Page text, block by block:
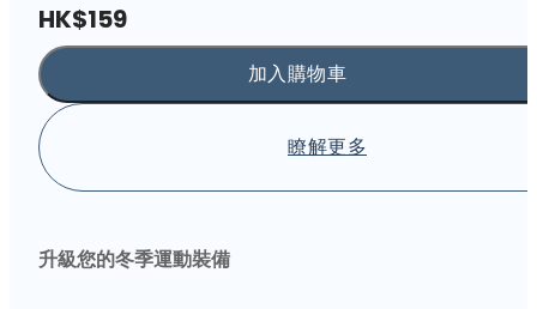
HK$159
瞭解更多
加入購物車
升級您的冬季運動裝備